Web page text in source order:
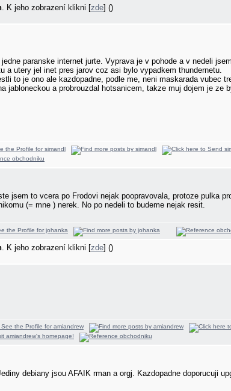
. K jeho zobrazení klikni [zde] ()
paranske internet jurte. Vyprava je v pohode a v nedeli
a utery jel inet pres jarov coz asi bylo vypadkem thundernetu.
to je ono ale kazdopadne, podle me, neni maskarada vubec
jabloneckou a probrouzdal hotsanicem, takze muj dojem je ze
jsem to vcera po Frodovi nejak poopravovala, protoze pulka
(= mne ) nerek. No po nedeli to budeme nejak resit.
. K jeho zobrazení klikni [zde] ()
debiany jsou AFAIK rman a orgj. Kazdopadne doporucuji